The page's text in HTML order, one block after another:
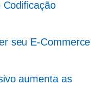
Codificação
seu E-Commerce
aumenta as